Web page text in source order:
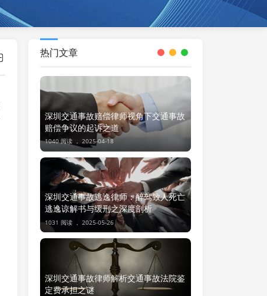
热门文章
深圳交通事故赔偿律师视角下交通事故
赔偿争议的起诉之道
1040 阅读 ， 2025-04-18
深圳交通事故逃逸律师：醉驾致人死亡
逃逸谅解书与缓刑之深度剖析
1031 阅读 ， 2025-05-26
深圳交通事故律师解析交通事故法院鉴
定费承担之谜